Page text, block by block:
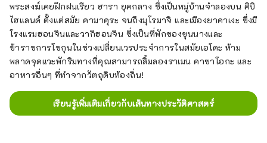
พระสงฆ์เคยฝึกฝนเรียว ฮารา ยุคกลาง ซึ่งเป็นหมู่บ้านจำลองบน คิบิ
ไฮแลนด์ ตั้งแต่สมัย คามาคุระ จนถึงมุโรมาจิ และเมืองยาคาเงะ ซึ่งมี
โรงแรมฮอนจินและวากิฮอนจิน ซึ่งเป็นที่พักของขุนนางและ
ข้าราชการโชกุนในช่วงเปลี่ยนเวรประจำการในสมัยเอโดะ ห้าม
พลาดจุดแวะพักริมทางที่คุณสามารถลิ้มลองราเมน คาซาโอกะ และ
อาหารอื่นๆ ที่ทำจากวัตถุดิบท้องถิ่น!
เรียนรู้เพิ่มเติมเกี่ยวกับเส้นทางประวัติศาสตร์